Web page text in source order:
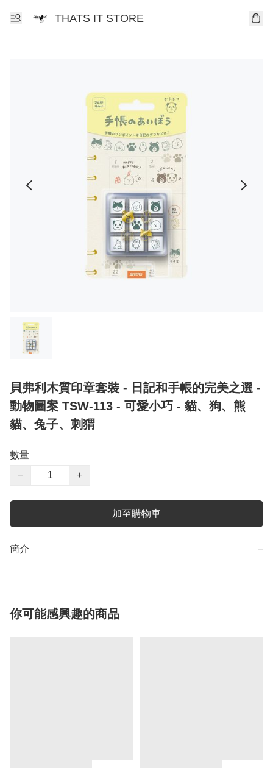
THATS IT STORE
貝弗利木質印章套裝 - 日記和手帳的完美之選 -
動物圖案 TSW-113 - 可愛小巧 - 貓、狗、熊
貓、兔子、刺猬
數量
−
+
加至購物車
簡介 −
你可能感興趣的商品